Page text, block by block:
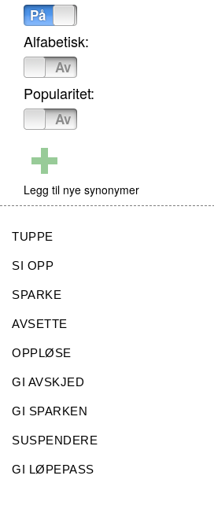
På
Alfabetisk:
Av
Popularitet:
Av
Legg til nye synonymer
TUPPE
SI OPP
SPARKE
AVSETTE
OPPLØSE
GI AVSKJED
GI SPARKEN
SUSPENDERE
GI LØPEPASS